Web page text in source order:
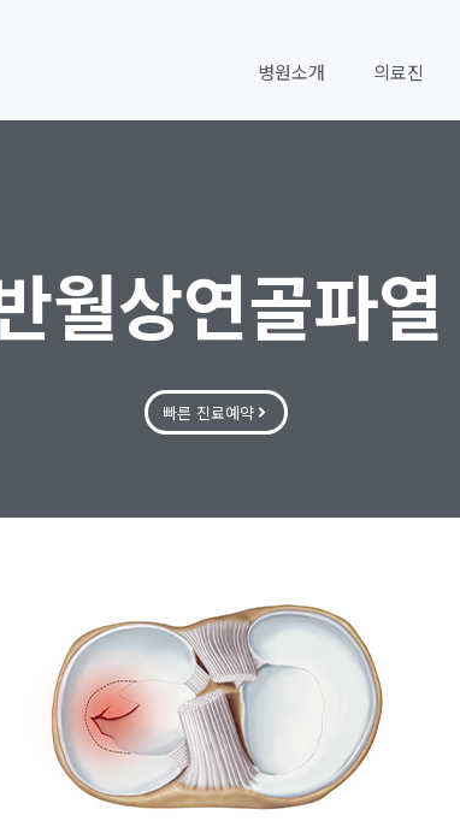
병원소개 의료진
월상연골파열
빠른 진료예약